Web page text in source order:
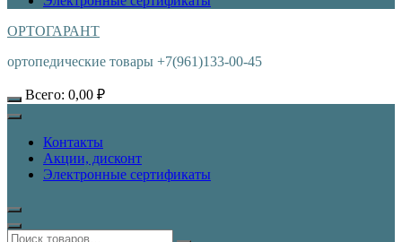
ОРТОГАРАНТ
ортопедические товары +7(961)133-00-45
Всего: 0,00 ₽
Контакты
Акции, дисконт
Электронные сертификаты